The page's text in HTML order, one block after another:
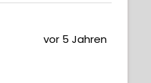
Es macht einfach
zuzuschauen
Sie sind
ihre Leidenschaft
vor 5 Jahren